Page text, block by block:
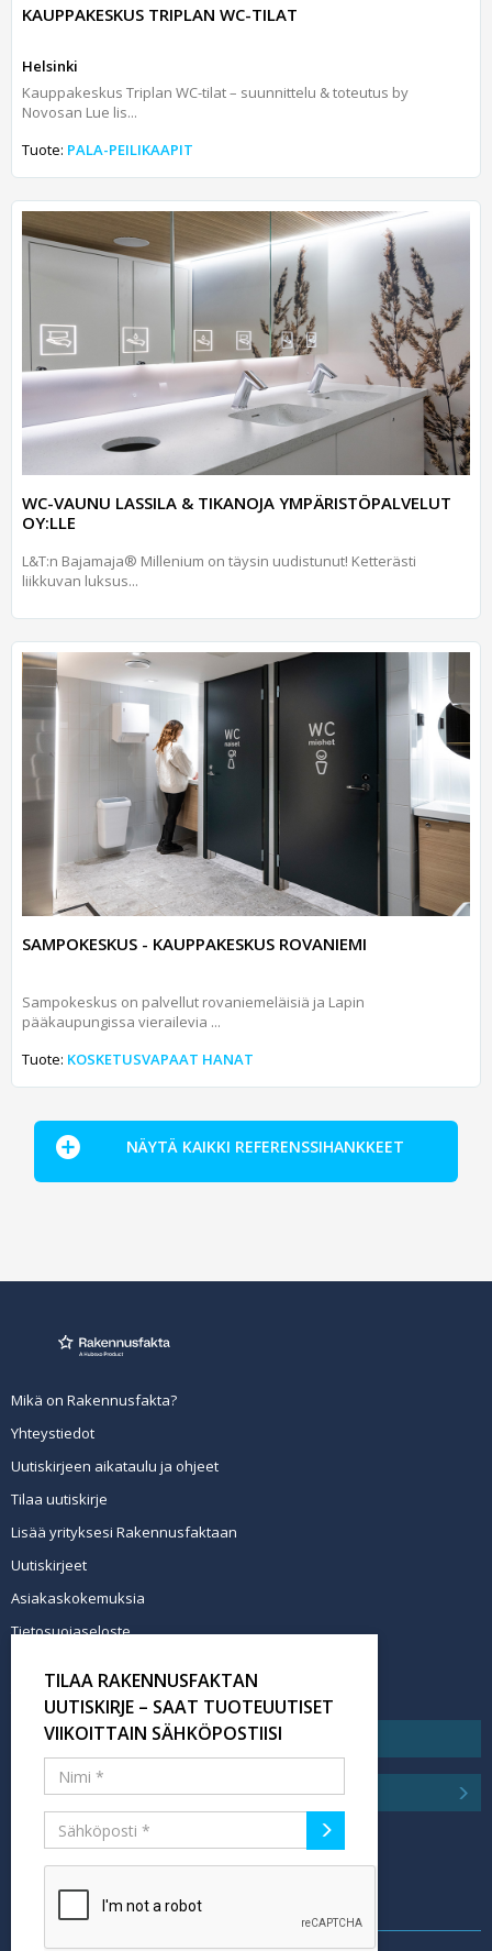
KAUPPAKESKUS TRIPLAN WC-TILAT
Helsinki
Kauppakeskus Triplan WC-tilat – suunnittelu & toteutus by
Novosan Lue lis...
Tuote: PALA-PEILIKAAPIT
WC-VAUNU LASSILA & TIKANOJA YMPÄRISTÖPALVELUT
OY:LLE
L&T:n Bajamaja® Millenium on täysin uudistunut! Ketterästi
liikkuvan luksus...
SAMPOKESKUS - KAUPPAKESKUS ROVANIEMI
Sampokeskus on palvellut rovaniemeläisiä ja Lapin
pääkaupungissa vierailevia ...
Tuote: KOSKETUSVAPAAT HANAT
NÄYTÄ KAIKKI REFERENSSIHANKKEET
Mikä on Rakennusfakta?
Yhteystiedot
Uutiskirjeen aikataulu ja ohjeet
Tilaa uutiskirje
Lisää yrityksesi Rakennusfaktaan
Uutiskirjeet
Asiakaskokemuksia
Tietosuojaseloste
Tilaa uutiskirje
TILAA RAKENNUSFAKTAN
UUTISKIRJE – SAAT TUOTEUUTISET
VIIKOITTAIN SÄHKÖPOSTIISI